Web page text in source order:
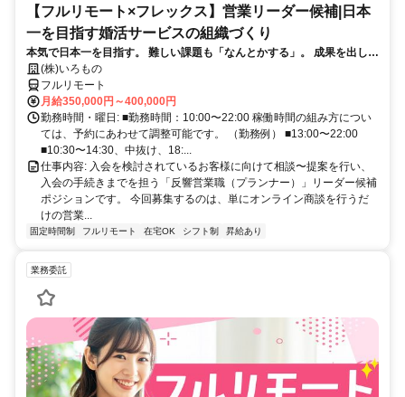
【フルリモート×フレックス】営業リーダー候補|日本
一を目指す婚活サービスの組織づくり
本気で日本一を目指す。 難しい課題も「なんとかする」。 成果を出し、
より大きな役割と高い給与を自ら掴みにいきたい方を募集します。
(株)いろもの
フルリモート
月給350,000円～400,000円
勤務時間・曜日: ■勤務時間：10:00〜22:00 稼働時間の組み方につい
ては、予約にあわせて調整可能です。 （勤務例） ■13:00〜22:00
■10:30〜14:30、中抜け、18:...
仕事内容: 入会を検討されているお客様に向けて相談〜提案を行い、
入会の手続きまでを担う「反響営業職（プランナー）」リーダー候補
ポジションです。 今回募集するのは、単にオンライン商談を行うだ
けの営業...
固定時間制 フルリモート 在宅OK シフト制 昇給あり
業務委託